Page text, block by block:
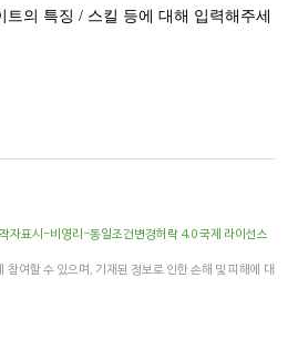
의 특징 / 스킬 등에 대해 입력해주세
자표시-비영리-동일조건변경허락 4.0 국제 라이선스
여할 수 있으며, 기재된 정보로 인한 손해 및 피해에 대